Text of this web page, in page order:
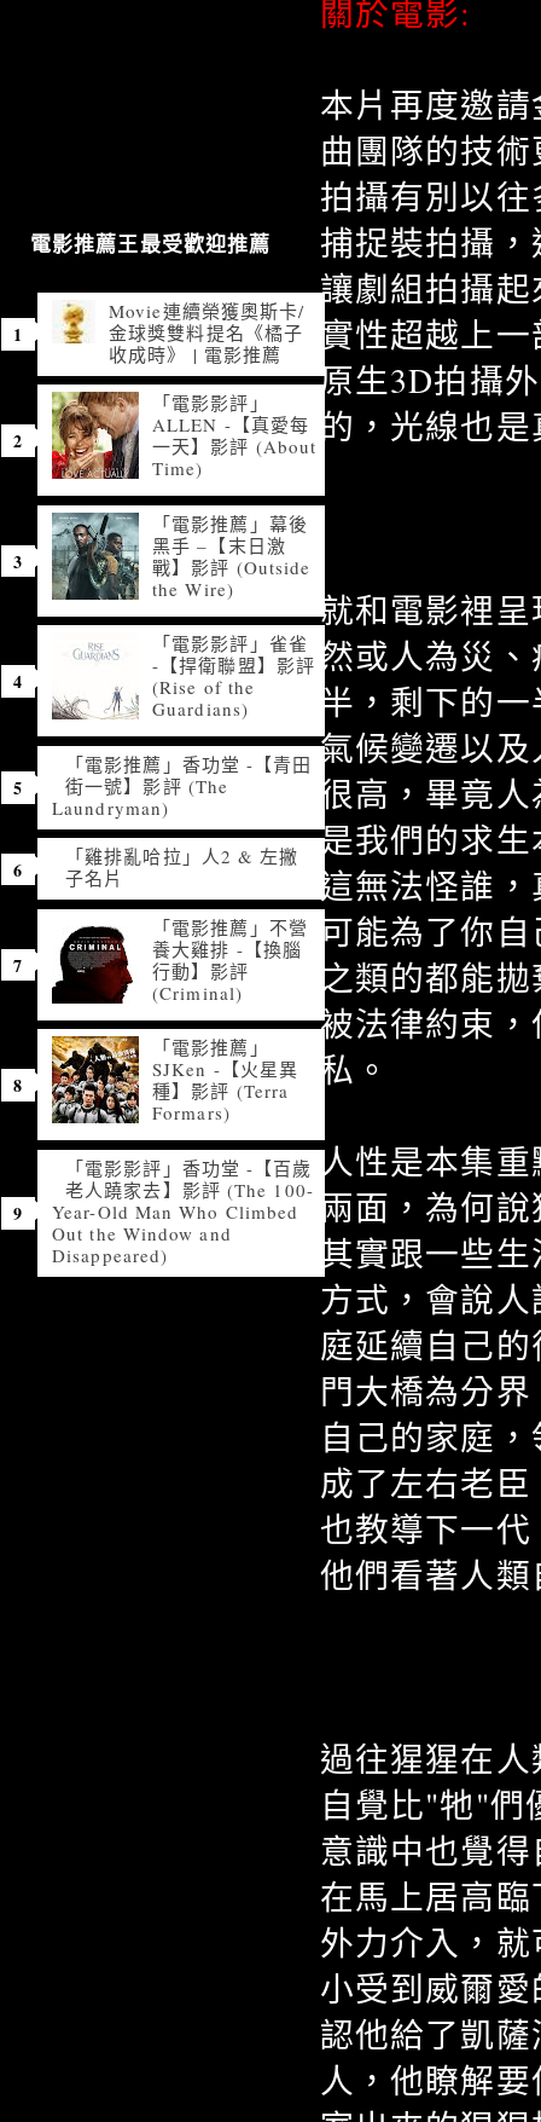
關於電影:
本片再度邀
曲團隊的技
拍攝有別以
捕捉裝拍攝
讓劇組拍攝
實性超越上
原生3D拍攝
的，光線也
就和電影裡
然或人為災
半，剩下的
氣候變遷以
很高，畢竟
是我們的求
這無法怪誰
可能為了你
之類的都能
被法律約束
私。
人性是本集
兩面，為何
其實跟一些
方式，會說
庭延續自己
門大橋為分
自己的家庭
成了左右老
也教導下一
他們看著人
過往猩猩在
自覺比"牠"們
意識中也覺
在馬上居高
外力介入，
小受到威爾
認他給了凱
人，他瞭解
電影推薦王最受歡迎推薦
Movie連續榮獲奧斯卡/
金球獎雙料提名《橘子
收成時》 | 電影推薦
「電影影評」
ALLEN -【真愛每
一天】影評 (About
Time)
「電影推薦」幕後
黑手 –【末日激
戰】影評 (Outside
the Wire)
「電影影評」雀雀
-【捍衛聯盟】影評
(Rise of the
Guardians)
「電影推薦」香功堂 -【青田
街一號】影評 (The
Laundryman)
「雞排亂哈拉」人2 & 左撇
子名片
「電影推薦」不營
養大雞排 -【換腦
行動】影評
(Criminal)
「電影推薦」
SJKen -【火星異
種】影評 (Terra
Formars)
「電影影評」香功堂 -【百歲
老人蹺家去】影評 (The 100-
Year-Old Man Who Climbed
Out the Window and
Disappeared)